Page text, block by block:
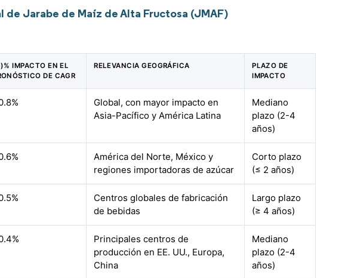
Jarabe de Maíz de Alta Fructosa (JMAF)
IMPACTO EN EL
DE CAGR
RELEVANCIA GEOGRÁFICA
PLAZO DE
IMPACTO
Global, con mayor impacto en
Asia-Pacífico y América Latina
Mediano
plazo (2-4
años)
América del Norte, México y
regiones importadoras de azúcar
Corto plazo
(≤ 2 años)
Centros globales de fabricación
de bebidas
Largo plazo
(≥ 4 años)
Principales centros de
producción en EE. UU., Europa,
China
Mediano
plazo (2-4
años)